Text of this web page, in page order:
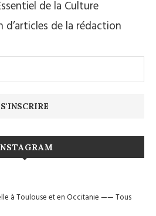
de la Culture
de la rédaction
à Toulouse et en Occitanie——Tous